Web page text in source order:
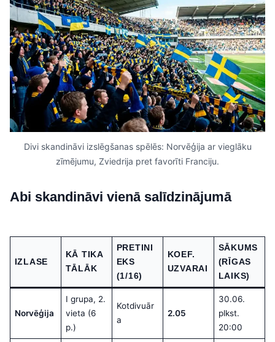
Divi skandināvi izslēgšanas spēlēs: Norvēģija ar vieglāku
zīmējumu, Zviedrija pret favorīti Franciju.
Abi skandināvi vienā salīdzinājumā
IZLASE
KĀ TIKA
TĀLĀK
PRETINI
EKS
(1/16)
KOEF.
UZVARAI
SĀKUMS
(RĪGAS
LAIKS)
Norvēģija
I grupa, 2.
vieta (6
p.)
Kotdivuār
a
2.05
30.06.
plkst.
20:00